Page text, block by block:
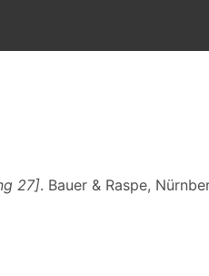
27]. Bauer & Raspe,